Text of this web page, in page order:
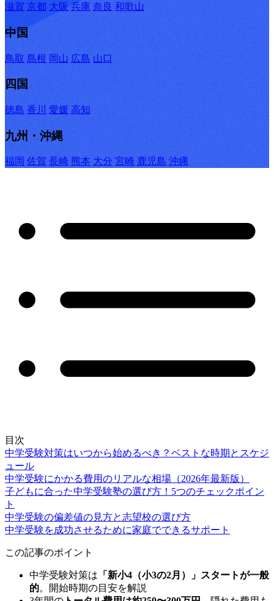
滋賀 京都 大阪 兵庫 奈良 和歌山
中国
鳥取 島根 岡山 広島 山口
四国
徳島 香川 愛媛 高知
九州・沖縄
福岡 佐賀 長崎 熊本 大分 宮崎 鹿児島 沖縄
目次
中学受験対策はいつから始めるべき？ベストな時期とスケジ
ュール
中学受験にかかる費用のリアルな相場（2026年最新版）
子どもに合った中学受験塾の選び方！5つのチェックポイン
ト
中学受験の偏差値の見方と志望校の選び方
中学受験を成功させるために家庭でできるサポート
この記事のポイント
中学受験対策は 「新小4（小3の2月）」スタートが一般
的。開始時期の目安を解説